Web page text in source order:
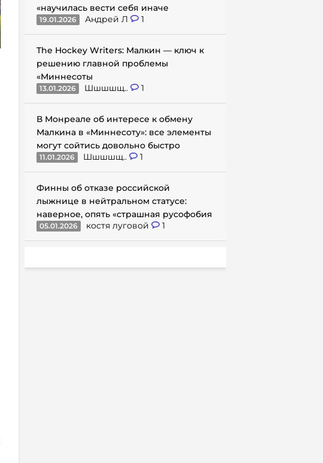
«научилась вести себя иначе
19.01.2026 Андрей Л 1
The Hockey Writers: Малкин — ключ к
решению главной проблемы
«Миннесоты
13.01.2026 Шшшшщ.. 1
В Монреале об интересе к обмену
Малкина в «Миннесоту»: все элементы
могут сойтись довольно быстро
11.01.2026 Шшшшщ.. 1
Финны об отказе российской
лыжнице в нейтральном статусе:
наверное, опять «страшная русофобия
05.01.2026 костя луговой 1